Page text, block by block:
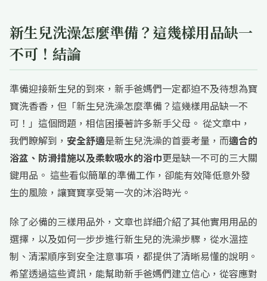
新生兒洗澡怎麼準備？這幾樣用品缺一
不可！結論
準備迎接新生兒的到來，新手爸媽們一定都迫不及待想為寶
寶洗香香，但「新生兒洗澡怎麼準備？這幾樣用品缺一不
可！」這個問題，相信困擾著許多新手父母。 從文章中，
我們瞭解到， 安全舒適是新生兒洗澡的首要考量，而適合的
浴盆、防滑措施以及柔軟吸水的浴巾更是缺一不可的三大關
鍵用品。 這些看似簡單的準備工作，卻能有效降低意外發
生的風險，讓寶寶享受第一次的沐浴時光。
除了必備的三樣用品外，文章也詳細介紹了其他實用用品的
選擇，以及如何一步步進行新生兒的洗澡步驟，從水溫控
制、清潔順序到安全注意事項，都提供了清晰易懂的說明。
希望透過這些資訊，能幫助新手爸媽們建立信心，從容應對